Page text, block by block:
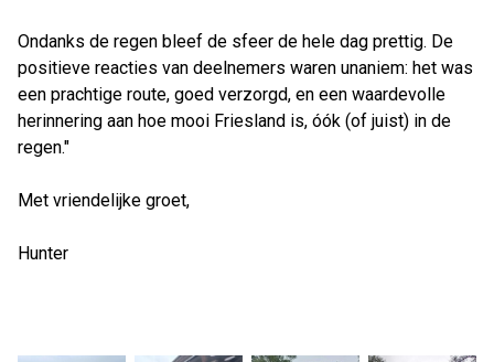
Ondanks de regen bleef de sfeer de hele dag prettig. De
positieve reacties van deelnemers waren unaniem: het was
een prachtige route, goed verzorgd, en een waardevolle
herinnering aan hoe mooi Friesland is, óók (of juist) in de
regen."
Met vriendelijke groet,
Hunter